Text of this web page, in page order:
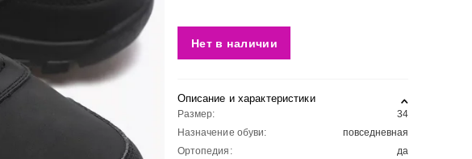
Нет в наличии
Описание и характеристики
Размер:
34
Назначение обуви:
повседневная
Ортопедия:
да